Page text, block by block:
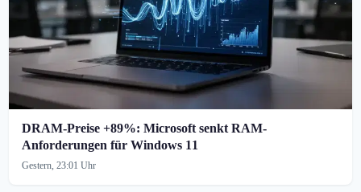
DRAM-Preise +89%: Microsoft senkt RAM-
Anforderungen für Windows 11
Gestern, 23:01 Uhr